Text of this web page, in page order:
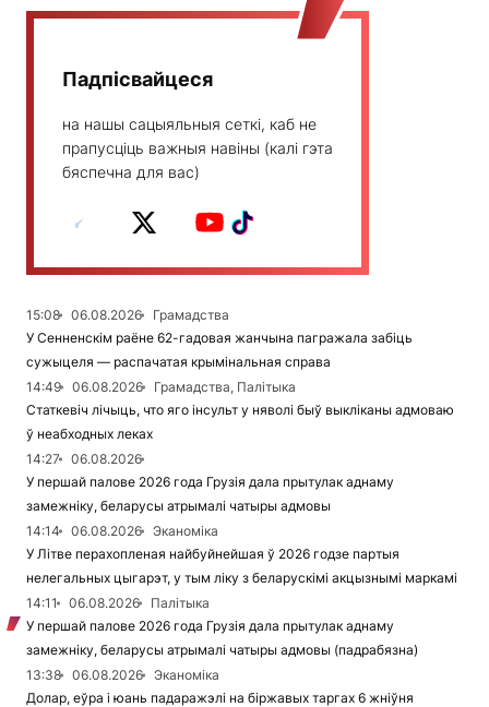
Падпісвайцеся
на нашы сацыяльныя сеткі, каб не
прапусціць важныя навіны (калі гэта
бяспечна для вас)
15:08 06.08.2026
Грамадства
У Сенненскім раёне 62-гадовая жанчына пагражала забіць
сужыцеля — распачатая крымінальная справа
14:49
06.08.2026
Грамадства, Палітыка
Статкевіч лічыць, что яго інсульт у няволі быў выкліканы адмоваю
ў неабходных леках
14:27
06.08.2026
У першай палове 2026 года Грузія дала прытулак аднаму
замежніку, беларусы атрымалі чатыры адмовы
14:14
06.08.2026
Эканоміка
У Літве перахопленая найбуйнейшая ў 2026 годзе партыя
нелегальных цыгарэт, у тым ліку з беларускімі акцызнымі маркамі
14:11
06.08.2026
Палітыка
У першай палове 2026 года Грузія дала прытулак аднаму
замежніку, беларусы атрымалі чатыры адмовы (падрабязна)
13:38
06.08.2026
Эканоміка
Долар, еўра і юань падаражэлі на біржавых таргах 6 жніўня